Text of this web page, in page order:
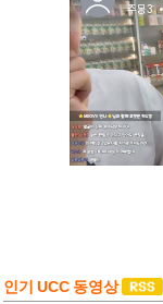
인기 UCC 동영상